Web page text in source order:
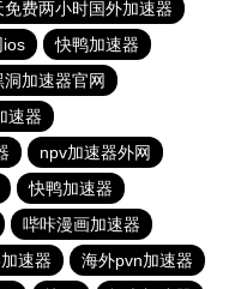
免费两小时国外加速器
ios
快鸭加速器
洞加速器官网
速器
npv加速器外网
快鸭加速器
哔咔漫画加速器
速器
海外pvn加速器